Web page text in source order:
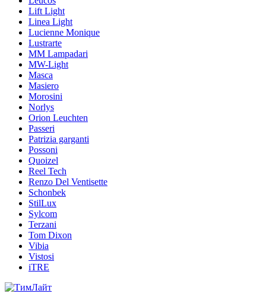
Lift Light
Linea Light
Lucienne Monique
Lustrarte
MM Lampadari
MW-Light
Masca
Masiero
Morosini
Norlys
Orion Leuchten
Passeri
Patrizia garganti
Possoni
Quoizel
Reel Tech
Renzo Del Ventisette
Schonbek
StilLux
Sylcom
Terzani
Tom Dixon
Vibia
Vistosi
iTRE